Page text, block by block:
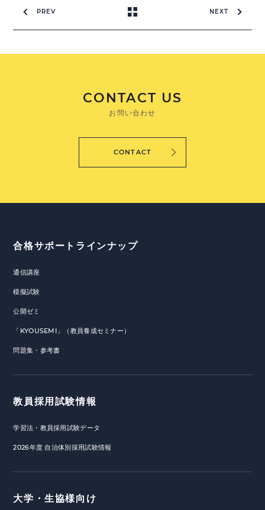
PREV NEXT
CONTACT US
お問い合わせ
CONTACT
合格サポートラインナップ
通信講座
模擬試験
公開ゼミ
「KYOUSEMI」（教員養成セミナー）
問題集・参考書
教員採用試験情報
学習法・教員採用試験データ
2026年度 自治体別採用試験情報
大学・生協様向け